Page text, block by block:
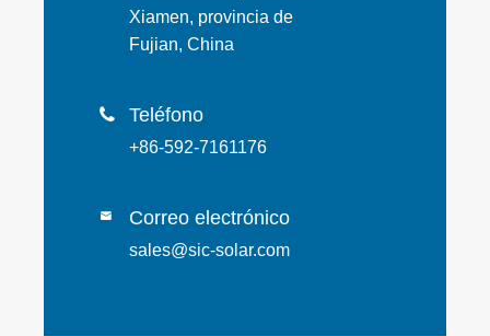
Xiamen, provincia de
Fujian, China
 Teléfono
+86-592-7161176
 Correo electrónico
sales@sic-solar.com